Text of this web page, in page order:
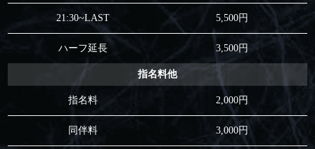
21:30~LAST 5,500円
ハーフ延長 3,500円
指名料他
指名料 2,000円
同伴料 3,000円